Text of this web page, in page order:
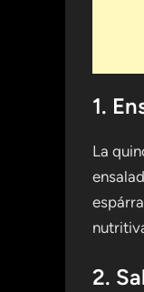
1.
La
2.